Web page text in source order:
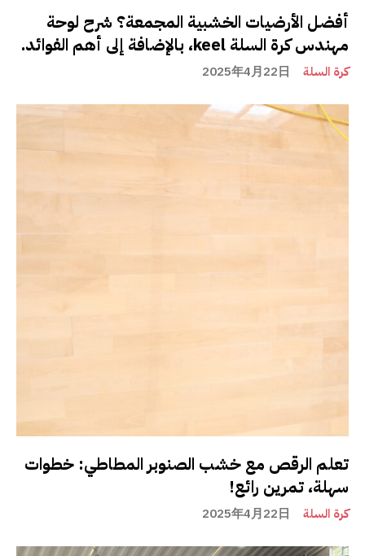
أفضل الأرضيات الخشبية المجمعة؟ شرح لوحة
مهندس كرة السلة keel، بالإضافة إلى أهم الفوائد.
كرة السلة 2025年4月22日
تعلم الرقص مع خشب الصنوبر المطاطي: خطوات
سهلة، تمرين رائع!
كرة السلة 2025年4月22日